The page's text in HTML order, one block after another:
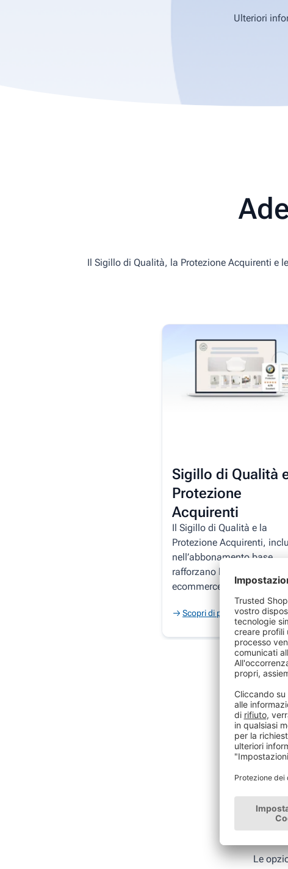
Ulteriori
Il Sigillo di Qualità, la Protezione Acquirenti e
Sigillo di Qualità
Protezione
Acquirenti
Il Sigillo di Qualità e la
Protezione Acquirenti,
nell’abbonamento base,
rafforzano la fiducia nel tuo
ecommerce.
Scopri di più
Le